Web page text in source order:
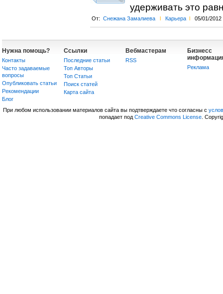
удерживать это
От: Снежана Замалиева l Карьера l 05/01/2012
Нужна помощь?
Контакты
Часто задаваемые
вопросы
Опубликовать статьи
Рекомендации
Блог
Ссылки
Последние статьи
Топ Авторы
Топ Статьи
Поиск статей
Карта сайта
Вебмастерам
RSS
Бизнесс
Реклама
При любом использовании материалов сайта вы подтверждаете что согласны с
попадает под Creative Commons License.